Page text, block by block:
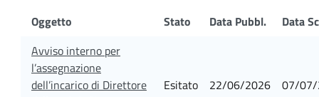
Oggetto Stato Data Pubbl.
Data
Avviso interno per
l’assegnazione
dell’incarico di Direttore
Esitato 22/06/2026 07/